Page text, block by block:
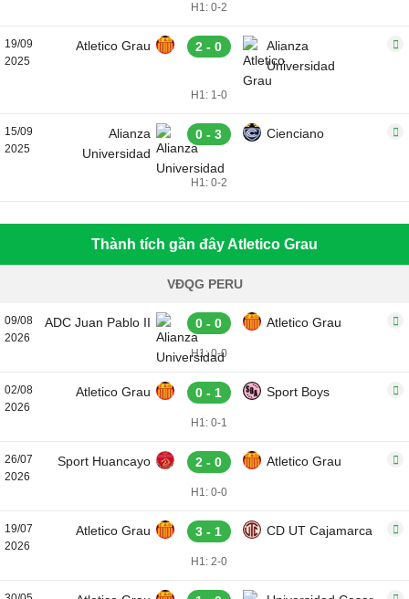
H1: 0-2
19/09
2025
Atletico Grau 2 - 0
Alianza
Universidad
H1: 1-0
15/09
2025
Alianza
Universidad
0 - 3 Cienciano
H1: 0-2
Thành tích gần đây Atletico Grau
VĐQG PERU
09/08
2026
ADC Juan Pablo II 0 - 0 Atletico Grau
H1: 0-0
02/08
2026
Atletico Grau 0 - 1 Sport Boys
H1: 0-1
26/07
2026
Sport Huancayo 2 - 0 Atletico Grau
H1: 0-0
19/07
2026
Atletico Grau 3 - 1 CD UT Cajamarca
H1: 2-0